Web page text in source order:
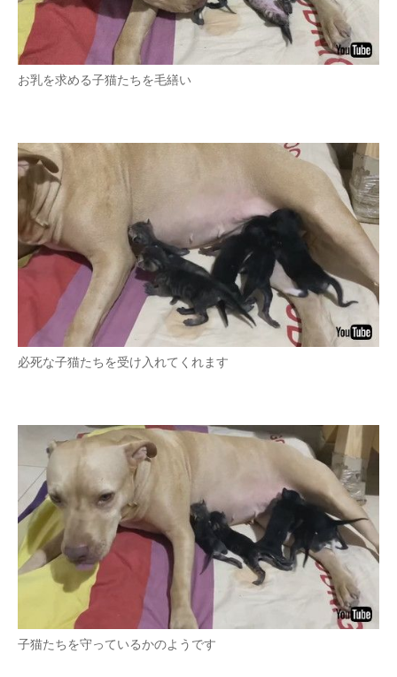
製造業のIT導入・活用を支援
モノづくり技術者専門サイト
エネルギーの専門メディア
建設×テクノロジーの最前線
ちょっと気になるネットの話題
お乳を求める子猫たちを毛繕い
必死な子猫たちを受け入れてくれます
子猫たちを守っているかのようです